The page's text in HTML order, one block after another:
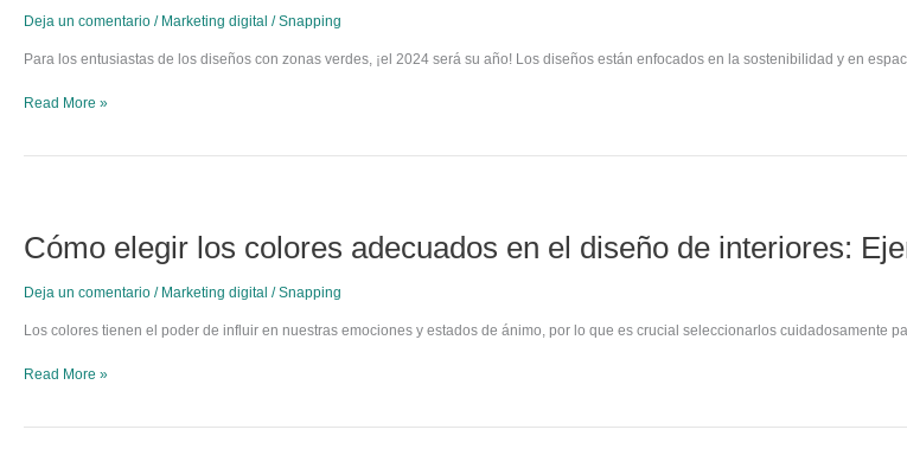
Deja un comentario / Marketing digital /Snapping
Para los entusiastas de los diseños con zonas verdes, ¡el 2024 será su año! Los diseños están enfocados en la sostenibilidad y en
el
Conoce
Aplicaciones
Read More »
Cómo elegir los colores adecuados en el diseño de interiores:
Deja un comentario / Marketing digital /Snapping
Los colores tienen el poder de influir en nuestras emociones y estados de ánimo, por lo que es crucial seleccionarlos cuidadosamente
los
colores
adecuados
el
de
Read More »